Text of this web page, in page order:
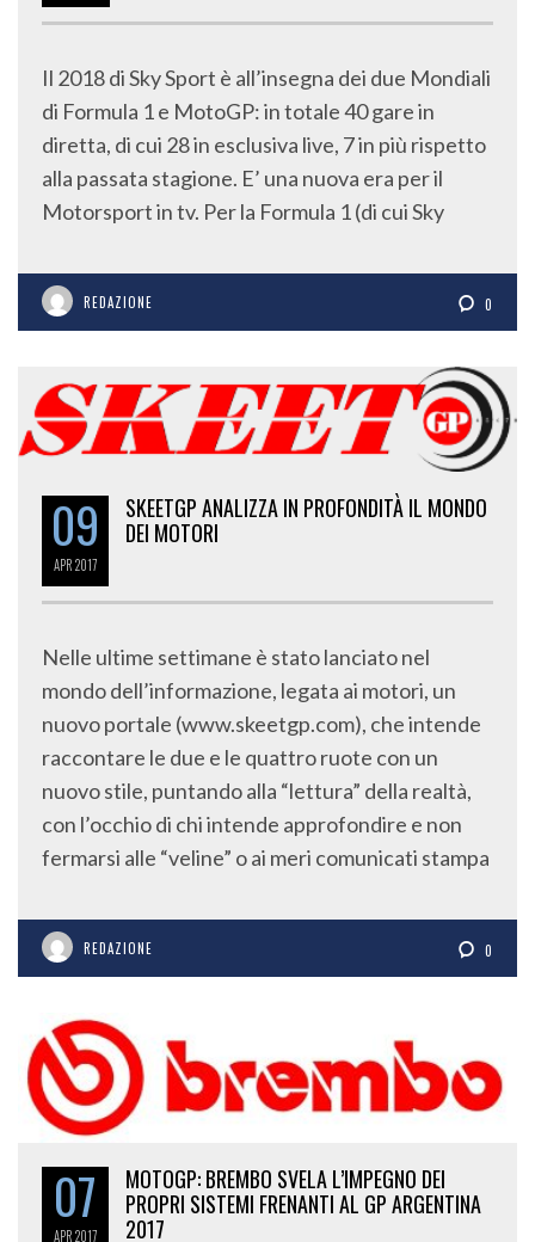
Il 2018 di Sky Sport è all’insegna dei due Mondiali
di Formula 1 e MotoGP: in totale 40 gare in
diretta, di cui 28 in esclusiva live, 7 in più rispetto
alla passata stagione. E’ una nuova era per il
Motorsport in tv. Per la Formula 1 (di cui Sky
REDAZIONE 0
09
APR2017
SKEETGP ANALIZZA IN PROFONDITÀ IL MONDO
DEI MOTORI
Nelle ultime settimane è stato lanciato nel
mondo dell’informazione, legata ai motori, un
nuovo portale (www.skeetgp.com), che intende
raccontare le due e le quattro ruote con un
nuovo stile, puntando alla “lettura” della realtà,
con l’occhio di chi intende approfondire e non
fermarsi alle “veline” o ai meri comunicati stampa
REDAZIONE 0
07
APR2017
MOTOGP: BREMBO SVELA L’IMPEGNO DEI
PROPRI SISTEMI FRENANTI AL GP ARGENTINA
2017